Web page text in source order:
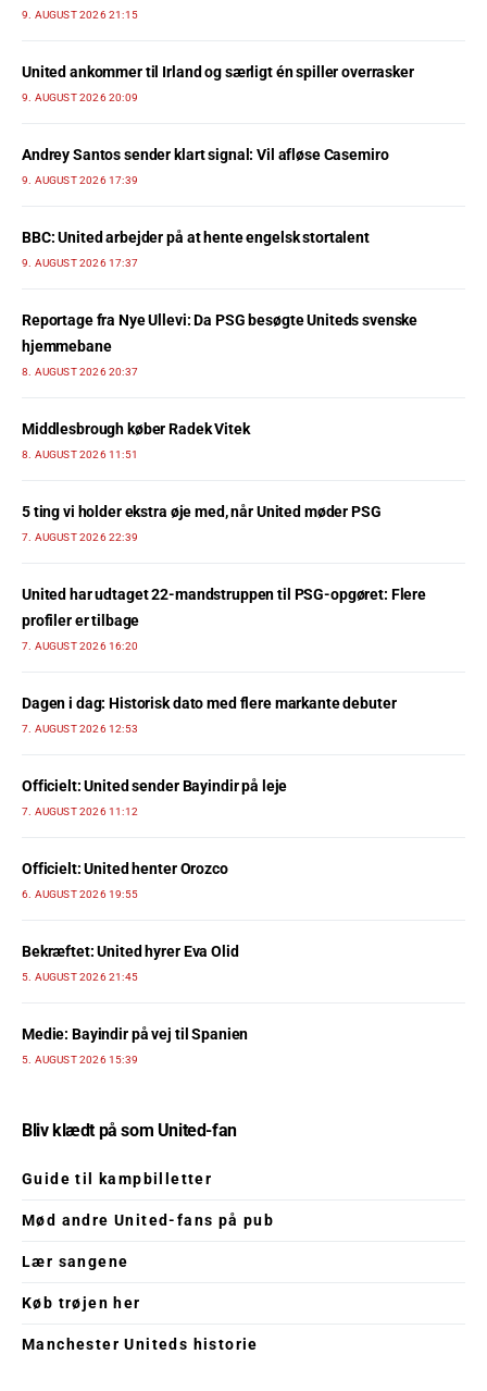
9. AUGUST 2026 21:15
United ankommer til Irland og særligt én spiller overrasker
9. AUGUST 2026 20:09
Andrey Santos sender klart signal: Vil afløse Casemiro
9. AUGUST 2026 17:39
BBC: United arbejder på at hente engelsk stortalent
9. AUGUST 2026 17:37
Reportage fra Nye Ullevi: Da PSG besøgte Uniteds svenske
hjemmebane
8. AUGUST 2026 20:37
Middlesbrough køber Radek Vitek
8. AUGUST 2026 11:51
5 ting vi holder ekstra øje med, når United møder PSG
7. AUGUST 2026 22:39
United har udtaget 22-mandstruppen til PSG-opgøret: Flere
profiler er tilbage
7. AUGUST 2026 16:20
Dagen i dag: Historisk dato med flere markante debuter
7. AUGUST 2026 12:53
Officielt: United sender Bayindir på leje
7. AUGUST 2026 11:12
Officielt: United henter Orozco
6. AUGUST 2026 19:55
Bekræftet: United hyrer Eva Olid
5. AUGUST 2026 21:45
Medie: Bayindir på vej til Spanien
5. AUGUST 2026 15:39
Bliv klædt på som United-fan
Guide til kampbilletter
Mød andre United-fans på pub
Lær sangene
Køb trøjen her
Manchester Uniteds historie